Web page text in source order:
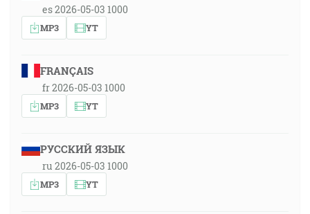
es 2026-05-03 1000
MP3 YT
FRANÇAIS
fr 2026-05-03 1000
MP3 YT
РУССКИЙ ЯЗЫК
ru 2026-05-03 1000
MP3 YT